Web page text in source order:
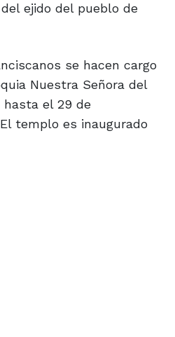
ejido del pueblo de
se hacen cargo
Nuestra Señora del
el 29 de
templo es inaugurado